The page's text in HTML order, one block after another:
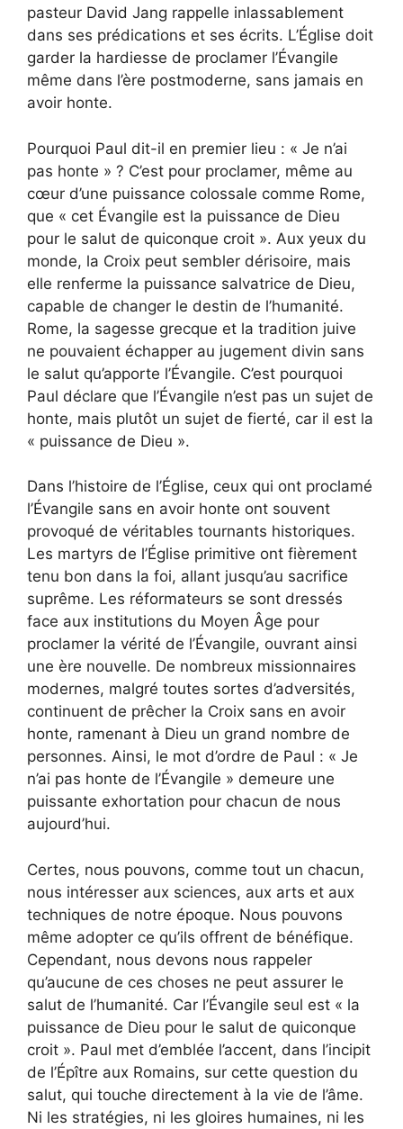
pasteur David Jang rappelle inlassablement
dans ses prédications et ses écrits. L’Église doit
garder la hardiesse de proclamer l’Évangile
même dans l’ère postmoderne, sans jamais en
avoir honte.
Pourquoi Paul dit-il en premier lieu : « Je n’ai
pas honte » ? C’est pour proclamer, même au
cœur d’une puissance colossale comme Rome,
que « cet Évangile est la puissance de Dieu
pour le salut de quiconque croit ». Aux yeux du
monde, la Croix peut sembler dérisoire, mais
elle renferme la puissance salvatrice de Dieu,
capable de changer le destin de l’humanité.
Rome, la sagesse grecque et la tradition juive
ne pouvaient échapper au jugement divin sans
le salut qu’apporte l’Évangile. C’est pourquoi
Paul déclare que l’Évangile n’est pas un sujet de
honte, mais plutôt un sujet de fierté, car il est la
« puissance de Dieu ».
Dans l’histoire de l’Église, ceux qui ont proclamé
l’Évangile sans en avoir honte ont souvent
provoqué de véritables tournants historiques.
Les martyrs de l’Église primitive ont fièrement
tenu bon dans la foi, allant jusqu’au sacrifice
suprême. Les réformateurs se sont dressés
face aux institutions du Moyen Âge pour
proclamer la vérité de l’Évangile, ouvrant ainsi
une ère nouvelle. De nombreux missionnaires
modernes, malgré toutes sortes d’adversités,
continuent de prêcher la Croix sans en avoir
honte, ramenant à Dieu un grand nombre de
personnes. Ainsi, le mot d’ordre de Paul : « Je
n’ai pas honte de l’Évangile » demeure une
puissante exhortation pour chacun de nous
aujourd’hui.
Certes, nous pouvons, comme tout un chacun,
nous intéresser aux sciences, aux arts et aux
techniques de notre époque. Nous pouvons
même adopter ce qu’ils offrent de bénéfique.
Cependant, nous devons nous rappeler
qu’aucune de ces choses ne peut assurer le
salut de l’humanité. Car l’Évangile seul est « la
puissance de Dieu pour le salut de quiconque
croit ». Paul met d’emblée l’accent, dans l’incipit
de l’Épître aux Romains, sur cette question du
salut, qui touche directement à la vie de l’âme.
Ni les stratégies, ni les gloires humaines, ni les